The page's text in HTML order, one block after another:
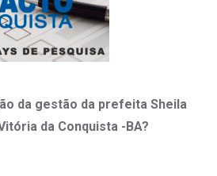
da gestão da prefeita Sheila
da Conquista -BA?